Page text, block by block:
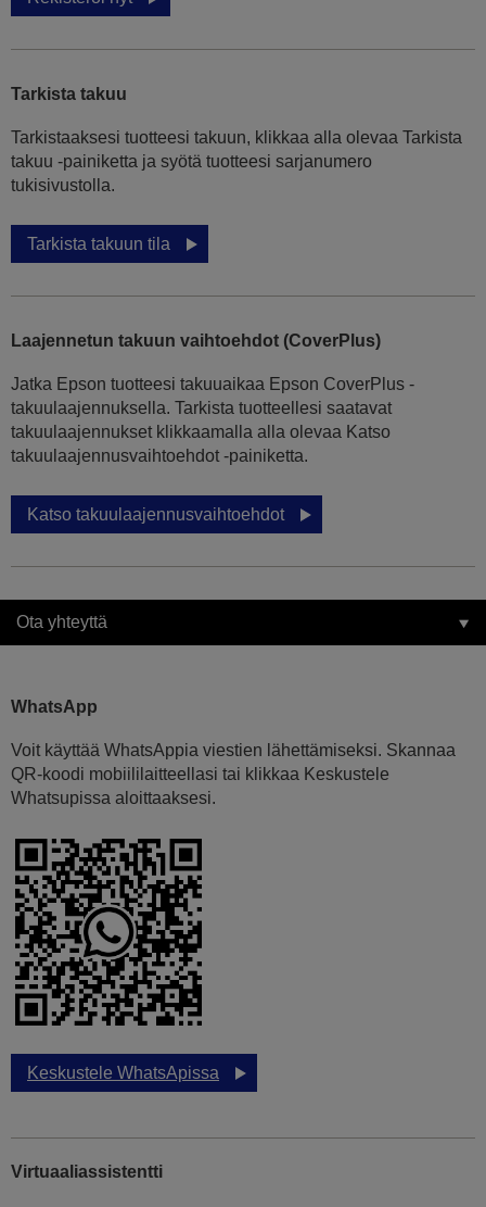
Tarkista takuu
Tarkistaaksesi tuotteesi takuun, klikkaa alla olevaa Tarkista
takuu -painiketta ja syötä tuotteesi sarjanumero
tukisivustolla.
Tarkista takuun tila
Laajennetun takuun vaihtoehdot (CoverPlus)
Jatka Epson tuotteesi takuuaikaa Epson CoverPlus -
takuulaajennuksella. Tarkista tuotteellesi saatavat
takuulaajennukset klikkaamalla alla olevaa Katso
takuulaajennusvaihtoehdot -painiketta.
Katso takuulaajennusvaihtoehdot
Ota yhteyttä
WhatsApp
Voit käyttää WhatsAppia viestien lähettämiseksi. Skannaa
QR-koodi mobiililaitteellasi tai klikkaa Keskustele
Whatsupissa aloittaaksesi.
Keskustele WhatsApissa
Virtuaaliassistentti